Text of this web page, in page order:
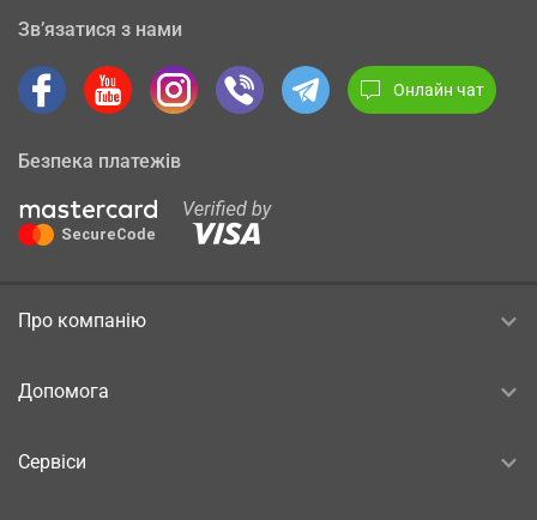
Зв’язатися з нами
Онлайн чат
Безпека платежів
Про компанію
Допомога
Сервіси